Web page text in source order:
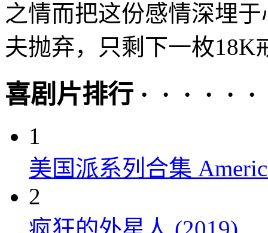
之情而把这份感情深埋
夫抛弃，只剩下一枚
喜剧片排行 · · · · · ·
1
美国派系列合集
2